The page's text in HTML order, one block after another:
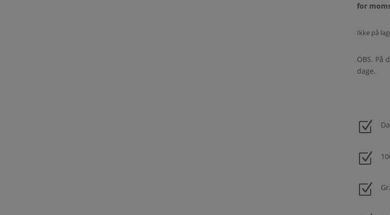
for
Ikke på
OBS. På
dage.
Z
Z
Z